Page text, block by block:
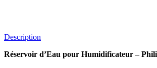
Description
Réservoir d’Eau pour Humidificateur –